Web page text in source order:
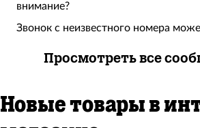
внимание?
Звонок с неизвестного номера
Просмотреть все
Новые товары в